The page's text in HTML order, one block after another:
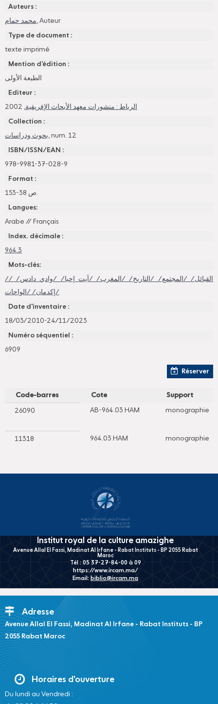
Auteurs :
محمد حمام, Auteur
Type de document :
texte imprimé
Mention d'édition :
الطبعة الأولى
Editeur :
الرباط : منشورات معهد الأبحاث الإفريقية, 2002
Collection :
بحوث ودراسات, num. 12
ISBN/ISSN/EAN :
978-9981-37-028-9
Format :
153-38 ص.
Langues:
Arabe // Français
Index. décimale :
964.3
Mots-clés:
/القبائل/ /المجتمع/ /التاريخ/ /المغرب/ /اَيت إحيا/ /وادي دادس/ /
إكدمان/ /الواحات/
Date d'inventaire :
18/03/2010-24/11/2023
Numéro séquentiel :
6909
Réserver
Code-barres Cote Support
26090 AB-964.03 HAM monographie
11318 964.03 HAM monographie
Institut royal de la culture amazighe
Avenue Allal El Fassi, Madinat Al Irfane - Rabat Instituts - BP 2055 Rabat
Maroc
Tél : 05 37-27-84-00 à 09
https://www.ircam.ma/
Email: biblio@ircam.ma
Adresse
Avenue Allal El Fassi, Madinat Al Irfane - Rabat Instituts - BP
2055 Rabat Maroc
Horaires d'ouverture
Du lundi au Vendredi :